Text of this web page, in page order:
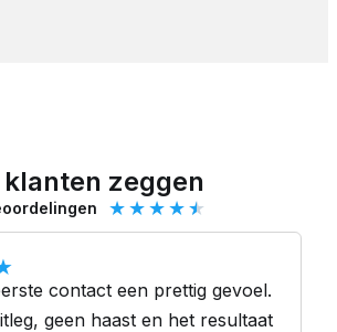
zeggen
★★★★★
contact een prettig gevoel.
geen haast en het resultaat